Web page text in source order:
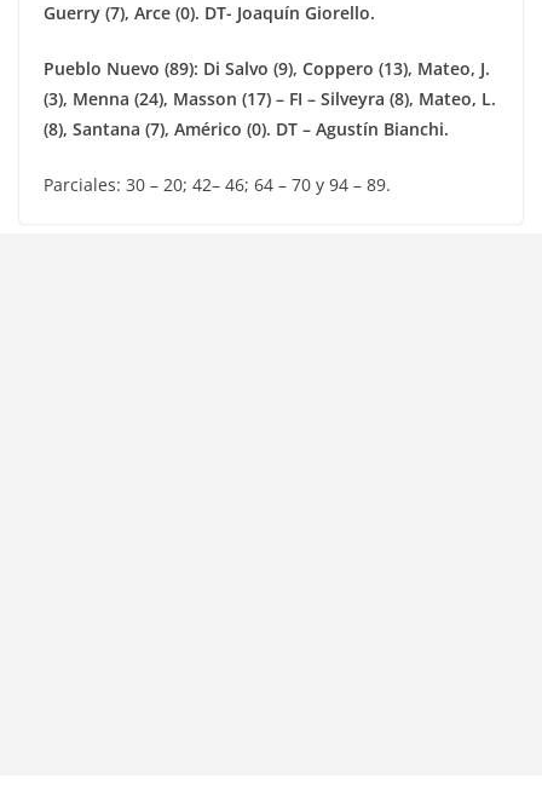
Guerry (7), Arce (0). DT- Joaquín Giorello.
Pueblo Nuevo (89): Di Salvo (9), Coppero (13), Mateo, J.
(3), Menna (24), Masson (17) – FI – Silveyra (8), Mateo, L.
(8), Santana (7), Américo (0). DT – Agustín Bianchi.
Parciales: 30 – 20; 42– 46; 64 – 70 y 94 – 89.